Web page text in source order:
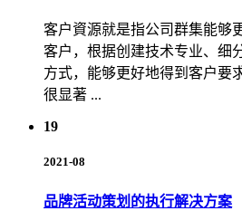
客户資源就是指公司群集能够
客户，根据创建技术专业、细
方式，能够更好地得到客户要
很显著 ...
19
2021-08
品牌活动策划的执行解决方案